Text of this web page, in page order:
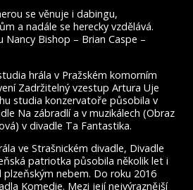
se věnuje i dabingu,
a nadále se herecky vzdělává.
Nancy Bishop – Brian Caspe –
hrála v Pražském komorním
Zadržitelný vzestup Artura Uje
studia konzervatoře působila v
Na zábradlí a v muzikálech (Obraz
v divadle Ta Fantastika.
ve Strašnickém divadle, Divadle
patriotka působila několik let i
nebem. Do roku 2016
Komedie. Mezi její nejvýraznější